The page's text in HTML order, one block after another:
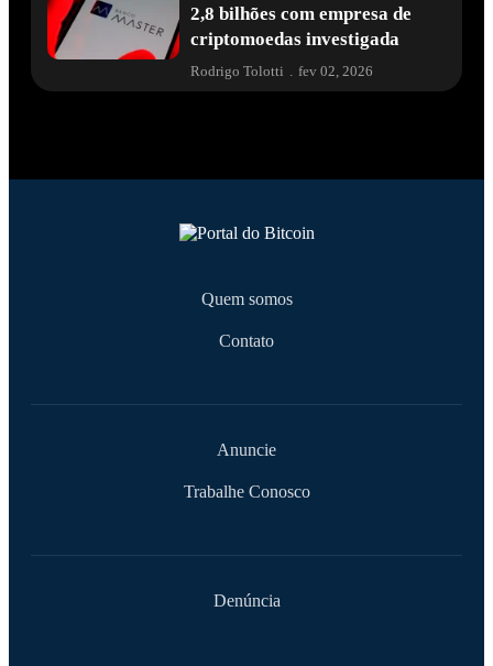
2,8 bilhões com empresa de
criptomoedas investigada
Rodrigo Tolotti fev 02, 2026
Quem somos
Contato
Anuncie
Trabalhe Conosco
Denúncia